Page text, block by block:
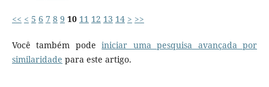
<< < 5 6 7 8 9 10 11 12 13 14 > >>
Você também podeiniciar uma pesquisa avançada por
similaridade para este artigo.